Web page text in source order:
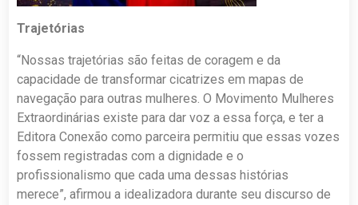
Trajetórias
“Nossas trajetórias são feitas de coragem e da
capacidade de transformar cicatrizes em mapas de
navegação para outras mulheres. O Movimento Mulheres
Extraordinárias existe para dar voz a essa força, e ter a
Editora Conexão como parceira permitiu que essas vozes
fossem registradas com a dignidade e o
profissionalismo que cada uma dessas histórias
merece”, afirmou a idealizadora durante seu discurso de